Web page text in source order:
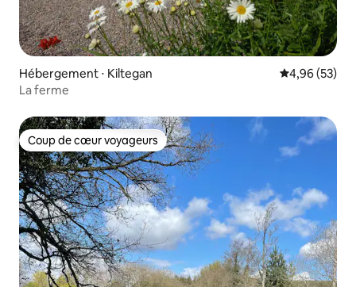
Hébergement ⋅ Kiltegan Évaluation
4,96 (53)
La ferme
Coup de cœur voyageurs
Coup de cœur voyageurs